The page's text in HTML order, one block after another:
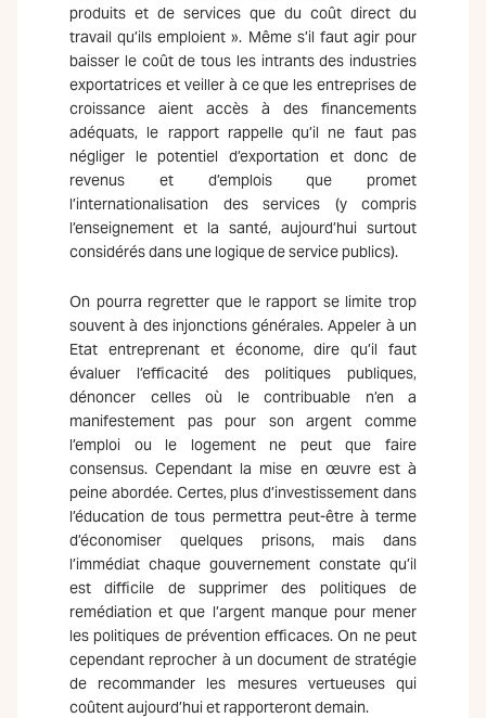
produits et de services que du coût direct du
travail qu’ils emploient ». Même s’il faut agir pour
baisser le coût de tous les intrants des industries
exportatrices et veiller à ce que les entreprises de
croissance aient accès à des financements
adéquats, le rapport rappelle qu’il ne faut pas
négliger le potentiel d’exportation et donc de
revenus et d’emplois que promet
l’internationalisation des services (y compris
l’enseignement et la santé, aujourd’hui surtout
considérés dans une logique de service publics).
On pourra regretter que le rapport se limite trop
souvent à des injonctions générales. Appeler à un
Etat entreprenant et économe, dire qu’il faut
évaluer l’efficacité des politiques publiques,
dénoncer celles où le contribuable n’en a
manifestement pas pour son argent comme
l’emploi ou le logement ne peut que faire
consensus. Cependant la mise en œuvre est à
peine abordée. Certes, plus d’investissement dans
l’éducation de tous permettra peut-être à terme
d’économiser quelques prisons, mais dans
l’immédiat chaque gouvernement constate qu’il
est difficile de supprimer des politiques de
remédiation et que l’argent manque pour mener
les politiques de prévention efficaces. On ne peut
cependant reprocher à un document de stratégie
de recommander les mesures vertueuses qui
coûtent aujourd’hui et rapporteront demain.